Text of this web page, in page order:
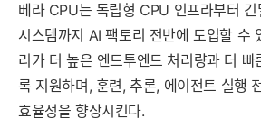
베라 CPU는 독립형 CPU 인프라부터
시스템까지 AI 팩토리 전반에 도입할 수
리가 더 높은 엔드투엔드 처리량과 더 빠
록 지원하며, 훈련, 추론, 에이전트 실행
효율성을 향상시킨다.